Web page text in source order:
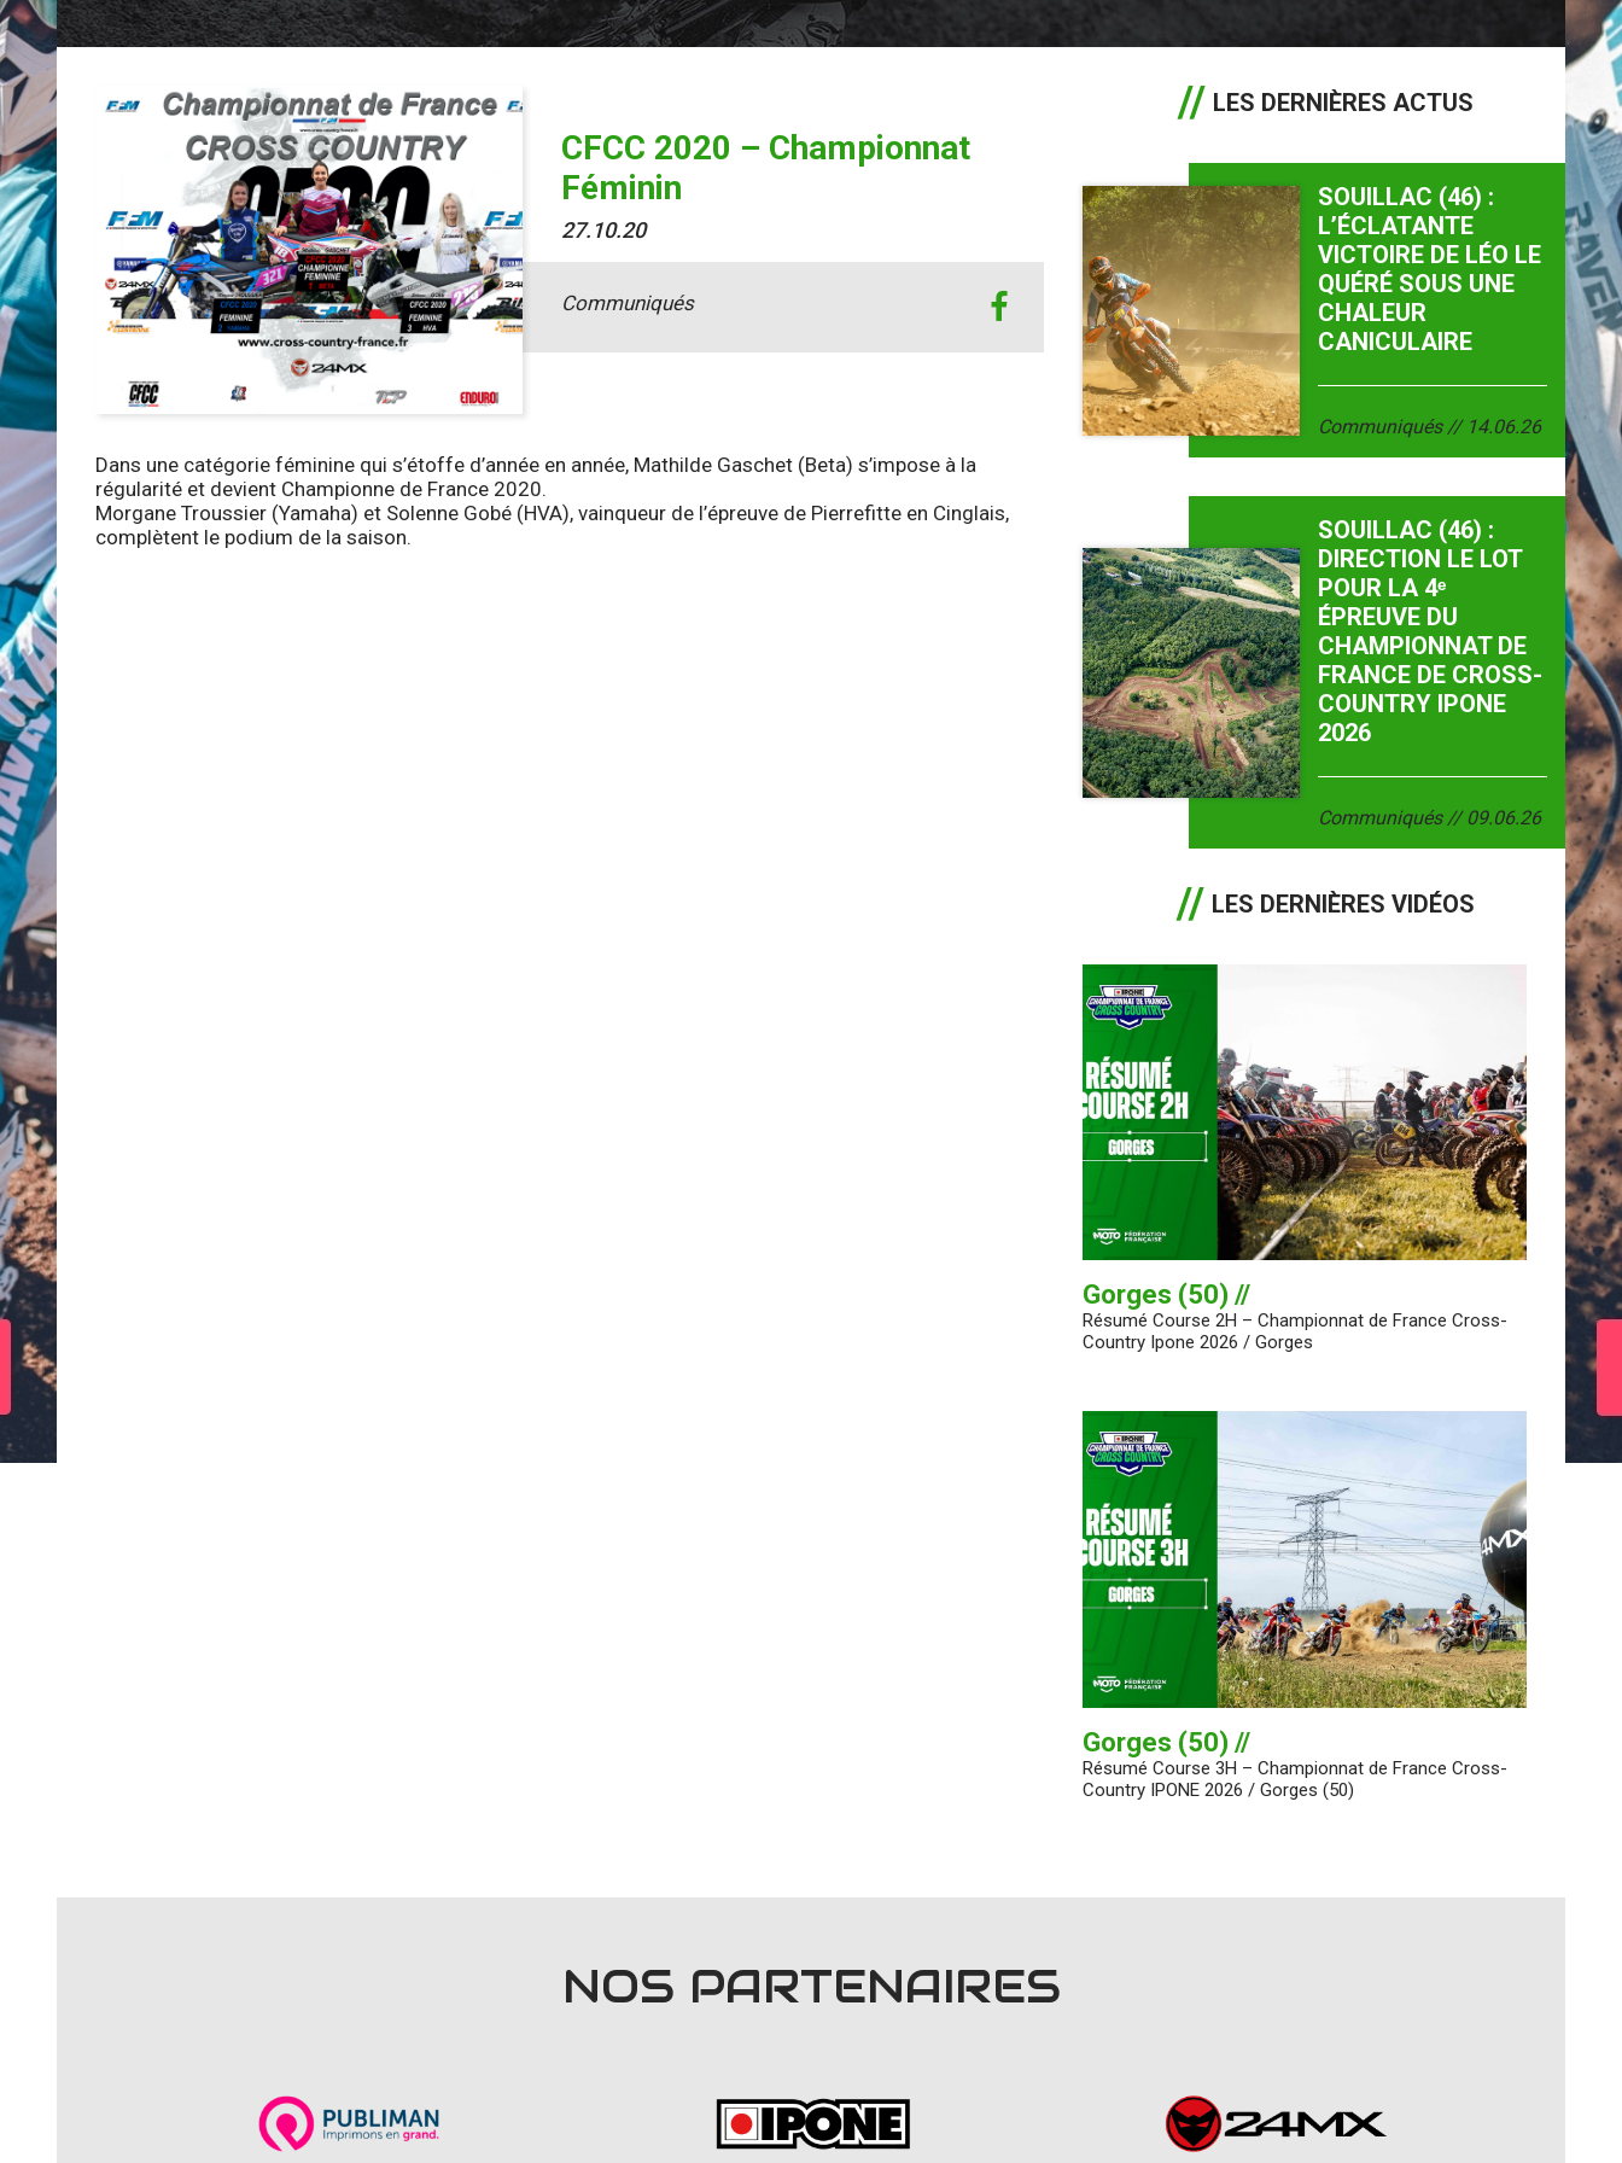
CFCC 2020 – Championnat
Féminin
27.10.20
Communiqués
Dans une catégorie féminine qui s’étoffe d’année en année, Mathilde Gaschet (Beta) s’impose à la
régularité et devient Championne de France 2020.
Morgane Troussier (Yamaha) et Solenne Gobé (HVA), vainqueur de l’épreuve de Pierrefitte en Cinglais,
complètent le podium de la saison.
LES DERNIÈRES ACTUS
SOUILLAC (46) :
L’ÉCLATANTE
VICTOIRE DE LÉO LE
QUÉRÉ SOUS UNE
CHALEUR
CANICULAIRE
Communiqués 14.06.26
SOUILLAC (46) :
DIRECTION LE LOT
POUR LA 4ᵉ
ÉPREUVE DU
CHAMPIONNAT DE
FRANCE DE CROSS-
COUNTRY IPONE
2026
Communiqués 09.06.26
LES DERNIÈRES VIDÉOS
Gorges (50) //
Résumé Course 2H – Championnat de France Cross-
Country Ipone 2026 / Gorges
Gorges (50) //
Résumé Course 3H – Championnat de France Cross-
Country IPONE 2026 / Gorges (50)
NOS PARTENAIRES